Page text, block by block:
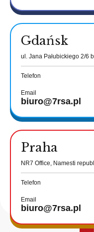
Gdańsk
ul. Jana Pałubickiego 2/6
Telefon
Email
biuro@7rsa.pl
Praha
NR7 Office, Namesti
Telefon
Email
biuro@7rsa.pl